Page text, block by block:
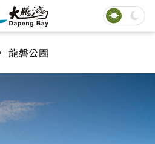
龍磐公園